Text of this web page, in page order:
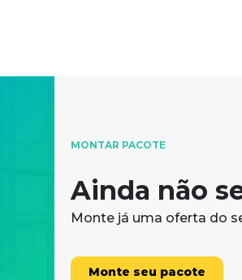
MONTAR PACOTE
Ainda não
Monte já uma oferta do
Monte seu pacote